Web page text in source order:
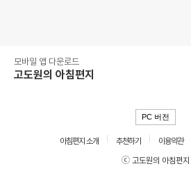
모바일 앱 다운로드
고도원의 아침편지
PC 버전
아침편지 소개 추천하기 이용약관
ⓒ 고도원의 아침편지